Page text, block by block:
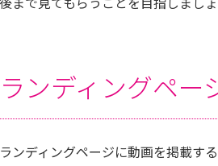
ランディングペー
ランディングページに動画を掲載す